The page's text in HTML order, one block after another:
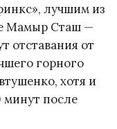
лучшим из
Мамыр Сташ —
отставания от
горного
хотя и
после